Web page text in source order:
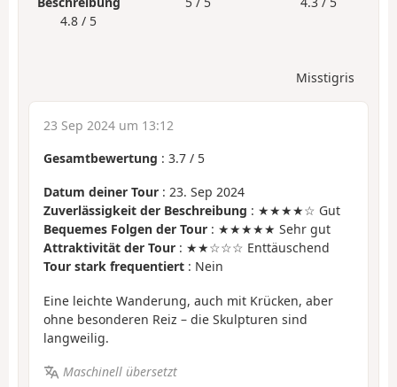
4.8 / 5
Misstigris
23 Sep 2024 um 13:12
Gesamtbewertung : 3.7 / 5
Datum deiner Tour : 23. Sep 2024
Zuverlässigkeit der Beschreibung : ★★★★☆ Gut
Bequemes Folgen der Tour : ★★★★★ Sehr gut
Attraktivität der Tour : ★★☆☆☆ Enttäuschend
Tour stark frequentiert : Nein
Eine leichte Wanderung, auch mit Krücken, aber
ohne besonderen Reiz – die Skulpturen sind
langweilig.
Maschinell übersetzt